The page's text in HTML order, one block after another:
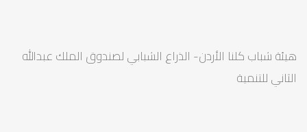
هيئة شباب كلنا الأردن- الذراع الشبابي لصندوق الملك عبدالله
الثاني للتنمية